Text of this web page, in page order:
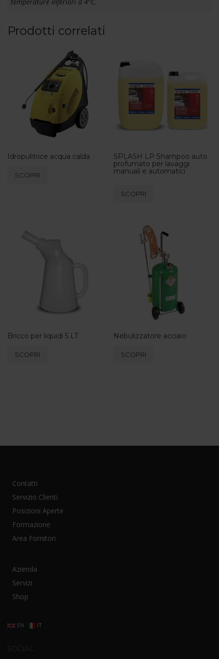
Prodotti correlati
Idropulitrice acqua calda
SCOPRI
SPLASH LP Shampoo auto
profumato per lavaggi
manuali e automatici
SCOPRI
varianti.
opzioni
possono
essere
scelte
nella
pagina
prodotto
Bricco per liquidi 5 LT
SCOPRI
Nebulizzatore acciaio
SCOPRI
Contatti
Servizio Clienti
Posizioni Aperte
Formazione
Area Fornitori
Azienda
Servizi
Shop
EN IT
SOCIAL